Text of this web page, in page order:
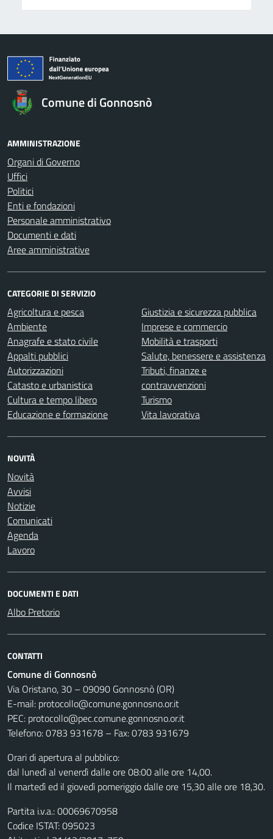
Comune di Gonnosnò
AMMINISTRAZIONE
Organi di Governo
Uffici
Politici
Enti e fondazioni
Personale amministrativo
Documenti e dati
Aree amministrative
CATEGORIE DI SERVIZIO
Agricoltura e pesca
Ambiente
Anagrafe e stato civile
Appalti pubblici
Autorizzazioni
Catasto e urbanistica
Cultura e tempo libero
Educazione e formazione
Giustizia e sicurezza pubblica
Imprese e commercio
Mobilità e trasporti
Salute, benessere e assistenza
Tributi, finanze e
contravvenzioni
Turismo
Vita lavorativa
NOVITÀ
Novità
Avvisi
Notizie
Comunicati
Agenda
Lavoro
DOCUMENTI E DATI
Albo Pretorio
CONTATTI
Comune di Gonnosnò
Via Oristano, 30 – 09090 Gonnosnò (OR)
E-mail: protocollo@comune.gonnosno.or.it
PEC: protocollo@pec.comune.gonnosno.or.it
Telefono: 0783 931678 – Fax: 0783 931679
Orari di apertura al pubblico:
dal lunedì al venerdì dalle ore 08:00 alle ore 14,00.
Il martedì ed il giovedì pomeriggio dalle ore 15,30 alle ore 18,30.
Partita i.v.a.: 00069670958
Codice ISTAT: 095023